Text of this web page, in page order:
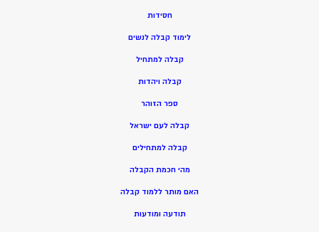
חסידות
לימוד קבלה לנשים
קבלה למתחיל
קבלה ויהדות
ספר הזוהר
קבלה לעם ישראל
קבלה למתחילים
מהי חכמת הקבלה
האם מותר ללמוד קבלה
תודעה ומודעות